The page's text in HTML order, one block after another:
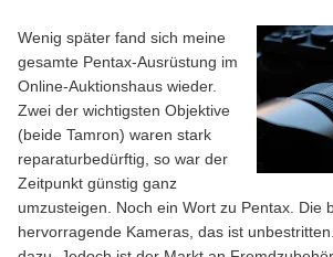
Wenig später fand sich meine
gesamte Pentax-Ausrüstung im
Online-Auktionshaus wieder.
Zwei der wichtigsten Objektive
(beide Tamron) waren stark
reparaturbedürftig, so war der
Zeitpunkt günstig ganz
umzusteigen. Noch ein Wort zu Pentax. Die
hervorragende Kameras, das ist